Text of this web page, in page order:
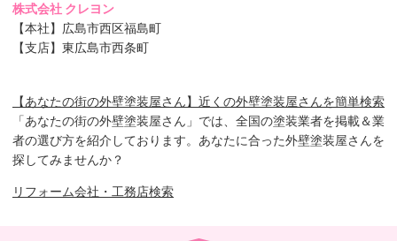
株式会社 クレヨン
【本社】広島市西区福島町
【支店】東広島市西条町
【あなたの街の外壁塗装屋さん】近くの外壁塗装屋さんを簡単検索
「あなたの街の外壁塗装屋さん」では、全国の塗装業者を掲載＆業
者の選び方を紹介しております。あなたに合った外壁塗装屋さんを
探してみませんか？
リフォーム会社・工務店検索